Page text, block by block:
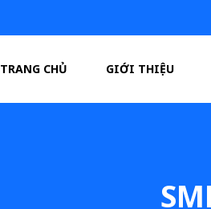
TRANG CHỦ GIỚI THIỆU